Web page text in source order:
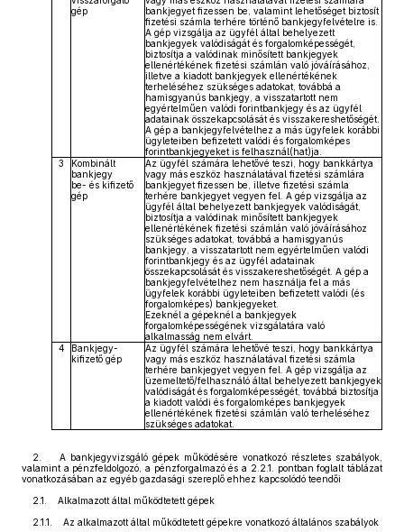
gép
bankjegyet fizessen be, valamint lehetőséget biztosít
fizetési számla terhére történő bankjegyfelvételre is.
A gép vizsgálja az ügyfél által behelyezett
bankjegyek valódiságát és forgalomképességét,
biztosítja a valódinak minősített bankjegyek
ellenértékének fizetési számlán való jóváírásához,
illetve a kiadott bankjegyek ellenértékének
terheléséhez szükséges adatokat, továbbá a
hamisgyanús bankjegy, a visszatartott nem
egyértelműen valódi forintbankjegy és az ügyfél
adatainak összekapcsolását és visszakereshetőségét.
A gép a bankjegyfelvételhez a más ügyfelek korábbi
ügyleteiben befizetett valódi és forgalomképes
forintbankjegyeket is felhasznál(hat)ja.
3
Kombinált
bankjegy
be- és kifizető
gép
Az ügyfél számára lehetővé teszi, hogy bankkártya
vagy más eszköz használatával fizetési számlára
bankjegyet fizessen be, illetve fizetési számla
terhére bankjegyet vegyen fel. A gép vizsgálja az
ügyfél által behelyezett bankjegyek valódiságát,
biztosítja a valódinak minősített bankjegyek
ellenértékének fizetési számlán való jóváírásához
szükséges adatokat, továbbá a hamisgyanús
bankjegy, a visszatartott nem egyértelműen valódi
forintbankjegy és az ügyfél adatainak
összekapcsolását és visszakereshetőségét. A gép a
bankjegyfelvételhez nem használja fel a más
ügyfelek korábbi ügyleteiben befizetett valódi (és
forgalomképes) bankjegyeket.
Ezeknél a gépeknél a bankjegyek
forgalomképességének vizsgálatára való
alkalmasság nem elvárt.
4
Bankjegy-
kifizető gép
Az ügyfél számára lehetővé teszi, hogy bankkártya
vagy más eszköz használatával fizetési számla
terhére bankjegyet vegyen fel. A gép vizsgálja az
üzemeltető/felhasználó által behelyezett bankjegyek
valódiságát és forgalomképességét, továbbá biztosítja
a kiadott valódi és forgalomképes bankjegyek
ellenértékének fizetési számlán való terheléséhez
szükséges adatokat.
2. A bankjegyvizsgáló gépek működésére vonatkozó részletes szabályok,
valamint a pénzfeldolgozó, a pénzforgalmazó és a 2.2.1. pontban foglalt táblázat
vonatkozásában az egyéb gazdasági szereplő ehhez kapcsolódó teendői
2.1. Alkalmazott által működtetett gépek
2.1.1. Az alkalmazott által működtetett gépekre vonatkozó általános szabályok